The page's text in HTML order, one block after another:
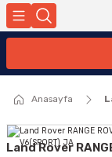
Anasayfa
Land Rover